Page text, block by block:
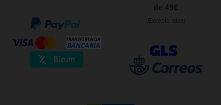
de 49€
(Excepto Islas)